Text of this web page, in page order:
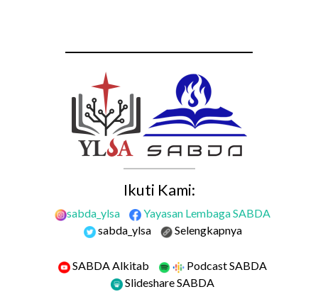
Ikuti Kami:
sabda_ylsa
Yayasan Lembaga SABDA
sabda_ylsa
Selengkapnya
SABDA Alkitab
Podcast SABDA
Slideshare SABDA